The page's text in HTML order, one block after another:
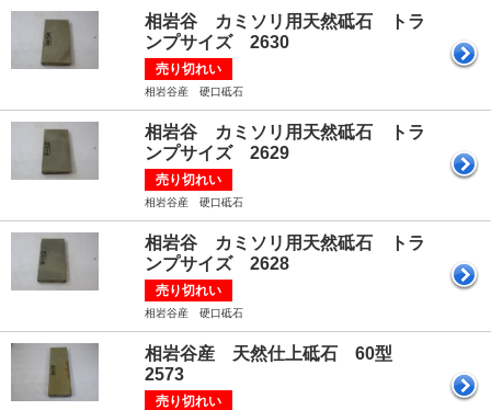
相岩谷 カミソリ用天然砥石 トラ
ンプサイズ 2630
売り切れい
相岩谷産 硬口砥石
相岩谷 カミソリ用天然砥石 トラ
ンプサイズ 2629
売り切れい
相岩谷産 硬口砥石
相岩谷 カミソリ用天然砥石 トラ
ンプサイズ 2628
売り切れい
相岩谷産 硬口砥石
相岩谷産 天然仕上砥石 60型
2573
売り切れい